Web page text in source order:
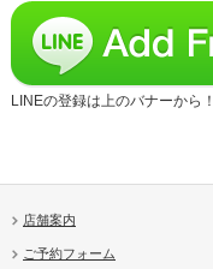
LINEの登録は上のバナーから！
店舗案内
ご予約フォーム